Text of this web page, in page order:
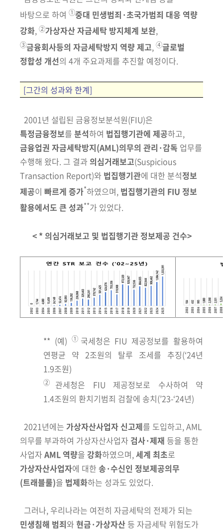
바탕으로 하여 ①중대 민생범죄·초국가범죄 대응 역량
강화, ②가상자산 자금세탁 방지체계 보완,
③금융회사등의 자금세탁방지 역량 제고, ④글로벌
정합성 개선의 4개 주요과제를 추진할 예정이다.
[그간의 성과와 한계]
2001년 설립된 금융정보분석원(FIU)은
특정금융정보를 분석하여 법집행기관에 제공하고,
금융업권 자금세탁방지(AML)의무의 관리·감독 업무를
수행해 왔다. 그 결과 의심거래보고(Suspicious
Transaction Report)와 법집행기관에 대한 분석정보
제공이 빠르게 증가*하였으며, 법집행기관의 FIU 정보
활용에서도 큰 성과**가 있었다.
< * 의심거래보고 및 법집행기관 정보제공 건수>
** (예) ① 국세청은 FIU 제공정보를 활용하여
연평균 약 2조원의 탈루 조세를 추징(‘24년
1.9조원)
② 관세청은 FIU 제공정보로 수사하여 약
1.4조원의 환치기범죄 검찰에 송치(’23-‘24년)
2021년에는 가상자산사업자 신고제를 도입하고, AML
의무를 부과하여 가상자산사업자 검사·제재 등을 통한
사업자AML 역량을 강화하였으며,세계 최초로
가상자산사업자에 대한 송·수신인 정보제공의무
(트래블룰)을 법제화하는 성과도 있었다.
그러나, 우리나라는 여전히 자금세탁의 전제가 되는
민생침해 범죄와 현금·가상자산 등 자금세탁 위험도가